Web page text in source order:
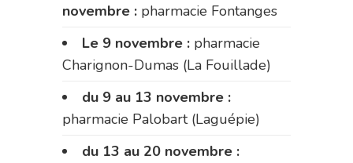
novembre : pharmacie Fontanges
Le 9 novembre : pharmacie
Charignon-Dumas (La Fouillade)
du 9 au 13 novembre :
pharmacie Palobart (Laguépie)
du 13 au 20 novembre :